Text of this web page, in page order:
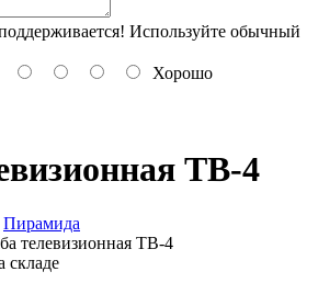
Используйте обычный
Хорошо
ТВ-4
Пирамида
телевизионная ТВ-4
складе